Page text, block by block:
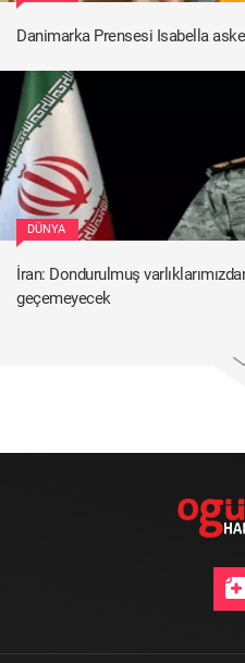
Danimarka Prensesi Isabella
DÜNYA
İran: Dondurulmuş
geçemeyecek